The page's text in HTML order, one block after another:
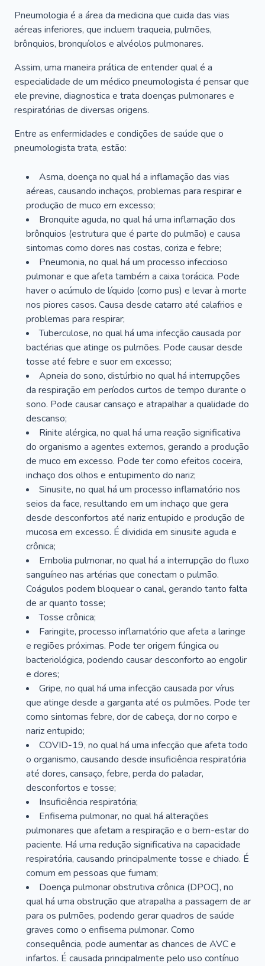
Pneumologia é a área da medicina que cuida das vias
aéreas inferiores, que incluem traqueia, pulmões,
brônquios, bronquíolos e alvéolos pulmonares.
Assim, uma maneira prática de entender qual é a
especialidade de um médico pneumologista é pensar que
ele previne, diagnostica e trata doenças pulmonares e
respiratórias de diversas origens.
Entre as enfermidades e condições de saúde que o
pneumologista trata, estão:
Asma, doença no qual há a inflamação das vias
aéreas, causando inchaços, problemas para respirar e
produção de muco em excesso;
Bronquite aguda, no qual há uma inflamação dos
brônquios (estrutura que é parte do pulmão) e causa
sintomas como dores nas costas, coriza e febre;
Pneumonia, no qual há um processo infeccioso
pulmonar e que afeta também a caixa torácica. Pode
haver o acúmulo de líquido (como pus) e levar à morte
nos piores casos. Causa desde catarro até calafrios e
problemas para respirar;
Tuberculose, no qual há uma infecção causada por
bactérias que atinge os pulmões. Pode causar desde
tosse até febre e suor em excesso;
Apneia do sono, distúrbio no qual há interrupções
da respiração em períodos curtos de tempo durante o
sono. Pode causar cansaço e atrapalhar a qualidade do
descanso;
Rinite alérgica, no qual há uma reação significativa
do organismo a agentes externos, gerando a produção
de muco em excesso. Pode ter como efeitos coceira,
inchaço dos olhos e entupimento do nariz;
Sinusite, no qual há um processo inflamatório nos
seios da face, resultando em um inchaço que gera
desde desconfortos até nariz entupido e produção de
mucosa em excesso. É dividida em sinusite aguda e
crônica;
Embolia pulmonar, no qual há a interrupção do fluxo
sanguíneo nas artérias que conectam o pulmão.
Coágulos podem bloquear o canal, gerando tanto falta
de ar quanto tosse;
Tosse crônica;
Faringite, processo inflamatório que afeta a laringe
e regiões próximas. Pode ter origem fúngica ou
bacteriológica, podendo causar desconforto ao engolir
e dores;
Gripe, no qual há uma infecção causada por vírus
que atinge desde a garganta até os pulmões. Pode ter
como sintomas febre, dor de cabeça, dor no corpo e
nariz entupido;
COVID-19, no qual há uma infecção que afeta todo
o organismo, causando desde insuficiência respiratória
até dores, cansaço, febre, perda do paladar,
desconfortos e tosse;
Insuficiência respiratória;
Enfisema pulmonar, no qual há alterações
pulmonares que afetam a respiração e o bem-estar do
paciente. Há uma redução significativa na capacidade
respiratória, causando principalmente tosse e chiado. É
comum em pessoas que fumam;
Doença pulmonar obstrutiva crônica (DPOC), no
qual há uma obstrução que atrapalha a passagem de ar
para os pulmões, podendo gerar quadros de saúde
graves como o enfisema pulmonar. Como
consequência, pode aumentar as chances de AVC e
infartos. É causada principalmente pelo uso contínuo